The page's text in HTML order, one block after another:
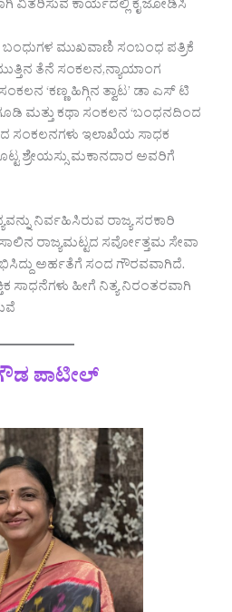
ವಿತರಿಸುವ ಕಾರ್ಯದಲ್ಲಿ ಕೈ ಜೋಡಿಸಿ
ಮುಖವಾಣಿ ಸಂಬಂಧ ಪತ್ರಿಕೆ
ತೆನೆ ಸಂಕಲನ,ನ್ಯಾಯಾಂಗ
‘ಕಣ್ಣ ಹಿಗ್ಗಿನ ತ್ವಾಟ’ ಡಾ ಎಸ್ ಟಿ
ಮತ್ತು ಕಥಾ ಸಂಕಲನ ‘ಬಂಧನದಿಂದ
ಸಂಕಲನಗಳು ಇಲಾಖೆಯ ಸಾಧಕ
ಶ್ರೇಯಸ್ಸು ಮಕಾನದಾರ ಅವರಿಗೆ
ನಿರ್ವಹಿಸಿರುವ ರಾಜ್ಯ ಸರಕಾರಿ
ರಾಜ್ಯಮಟ್ಟದ ಸರ್ವೋತ್ತಮ ಸೇವಾ
ಅರ್ಹತೆಗೆ ಸಂದ ಗೌರವವಾಗಿದೆ.
ಸಾಧನೆಗಳು ಹೀಗೆ ನಿತ್ಯ ನಿರಂತರವಾಗಿ
ಪಾಟೀಲ್